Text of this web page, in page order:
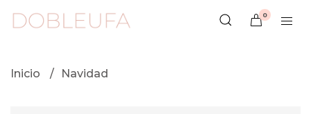
0
Inicio Navidad